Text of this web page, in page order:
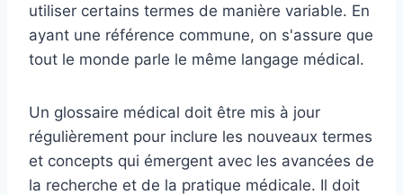
utiliser certains termes de manière variable. En
ayant une référence commune, on s'assure que
tout le monde parle le même langage médical.
Un glossaire médical doit être mis à jour
régulièrement pour inclure les nouveaux termes
et concepts qui émergent avec les avancées de
la recherche et de la pratique médicale. Il doit